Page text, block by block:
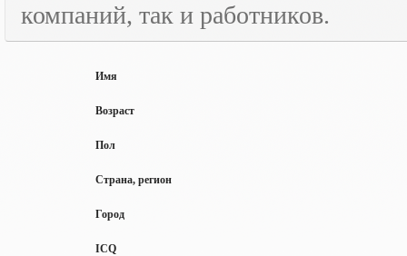
компаний, так и работников.
Имя
Возраст
Пол
Страна, регион
Город
ICQ